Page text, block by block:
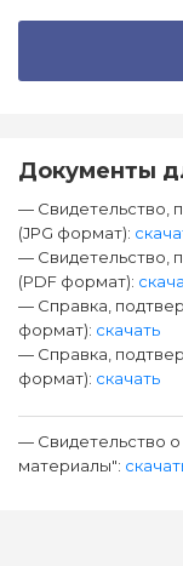
Документы
— Свидетельство,
(JPG формат):
— Свидетельство,
(PDF формат):
— Справка,
формат): скачать
— Справка,
формат): скачать
— Свидетельство
материалы":